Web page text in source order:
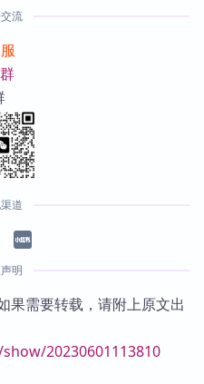
流
道
明
果需要转载，请附上原文出
20230601113810